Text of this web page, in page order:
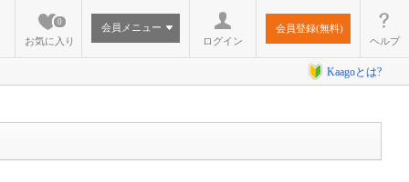
お気に入り
0
会員メニュー
ログイン
会員登録(無料)
ヘルプ
Kaagoとは?